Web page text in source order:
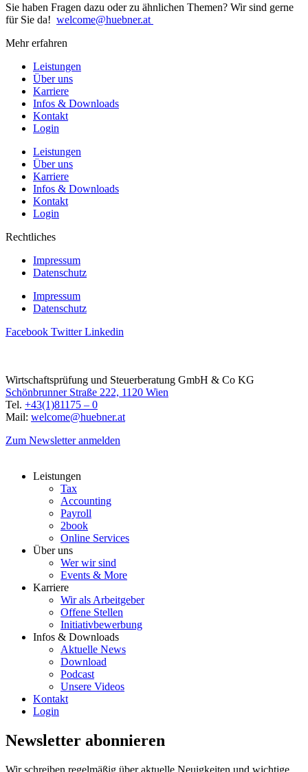
Sie haben Fragen dazu oder zu ähnlichen Themen? Wir sind gerne
für Sie da! welcome@huebner.at
Mehr erfahren
Leistungen
Über uns
Karriere
Infos & Downloads
Kontakt
Login
Leistungen
Über uns
Karriere
Infos & Downloads
Kontakt
Login
Rechtliches
Impressum
Datenschutz
Impressum
Datenschutz
Facebook Twitter Linkedin
Wirtschaftsprüfung und Steuerberatung GmbH & Co KG
Schönbrunner Straße 222, 1120 Wien
Tel. +43(1)81175 – 0
Mail: welcome@huebner.at
Zum Newsletter anmelden
Leistungen
Tax
Accounting
Payroll
2book
Online Services
Über uns
Wer wir sind
Events & More
Karriere
Wir als Arbeitgeber
Offene Stellen
Initiativbewerbung
Infos & Downloads
Aktuelle News
Download
Podcast
Unsere Videos
Kontakt
Login
Newsletter abonnieren
Wir schreiben regelmäßig über aktuelle Neuigkeiten und wichtige